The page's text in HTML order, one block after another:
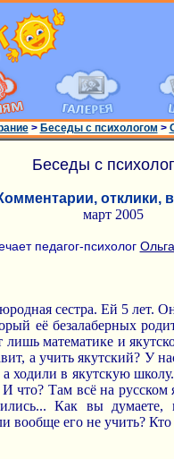
> Беседы с психологом >
Беседы с
отклики,
март 2005
педагог-психолог
сестра. Ей 5 лет.
её безалаберных
лишь математике и
а учить якутский? У
ходили в якутскую
что? Там всё на
Как вы
вообще его не учить?